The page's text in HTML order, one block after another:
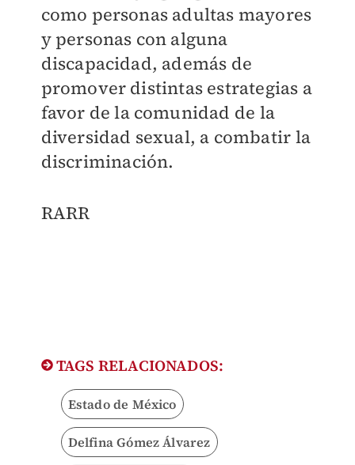
como personas adultas mayores
y personas con alguna
discapacidad, además de
promover distintas estrategias a
favor de la comunidad de la
diversidad sexual, a combatir la
discriminación.
RARR
TAGS RELACIONADOS:
Estado de México
Delfina Gómez Álvarez